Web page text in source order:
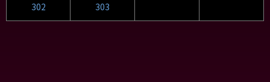
302 303